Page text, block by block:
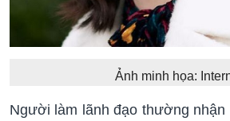
Ảnh minh họa:
Người làm lãnh đạo thường